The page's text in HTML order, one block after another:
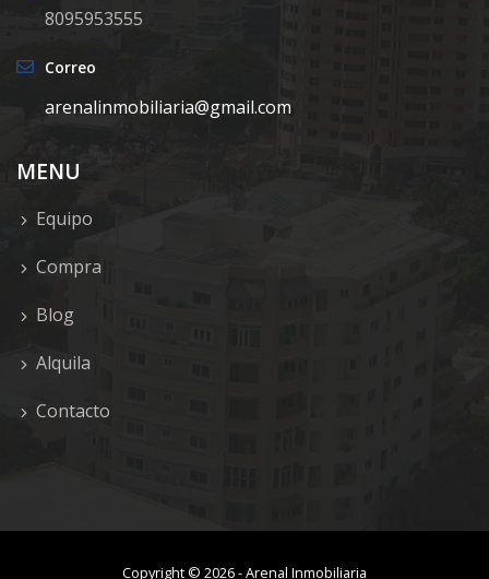
8095953555
Correo
arenalinmobiliaria@gmail.com
MENU
Equipo
Compra
Blog
Alquila
Contacto
Copyright © 2026-Arenal Inmobiliaria